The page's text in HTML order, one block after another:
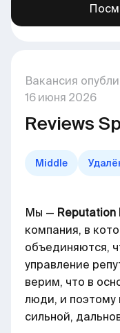
Вакансия
16 июня 2026
Reviews
Middle
Мы — Reputation
компания, в
объединяются,
управление
верим, что в
люди, и поэтому
сильной,
Больше